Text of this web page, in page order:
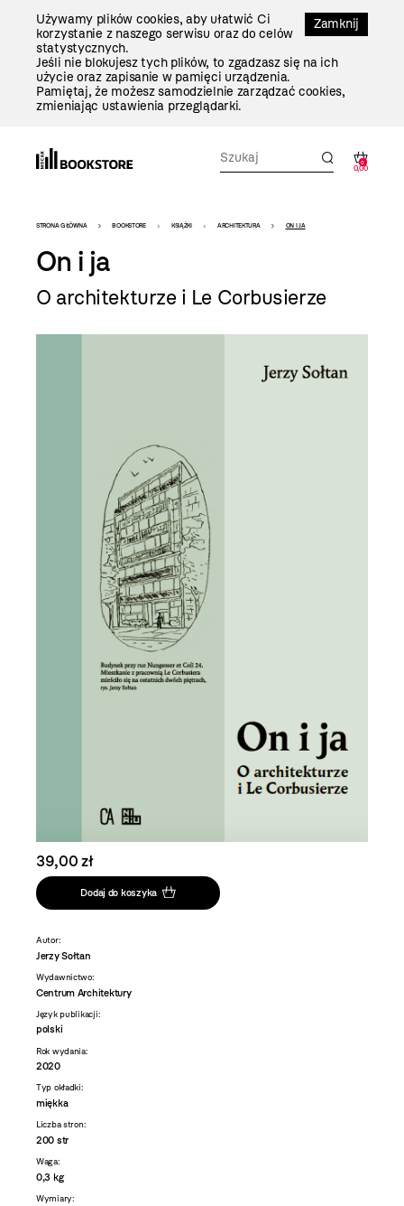
Zamknij
Używamy plików cookies, aby ułatwić Ci
korzystanie z naszego serwisu oraz do celów
statystycznych.
Jeśli nie blokujesz tych plików, to zgadzasz się na ich
użycie oraz zapisanie w pamięci urządzenia.
Pamiętaj, że możesz samodzielnie zarządzać cookies,
zmieniając ustawienia przeglądarki.
0
0,00
Bookstore
-
szablon
szczegóły
STRONA GŁÓWNA BOOKSTORE KSIĄŻKI ARCHITEKTURA ON I JA
On i ja
O architekturze i Le Corbusierze
39,00 zł
Dodaj do koszyka
Autor:
Jerzy Sołtan
Wydawnictwo:
Centrum Architektury
Język publikacji:
polski
Rok wydania:
2020
Typ okładki:
miękka
Liczba stron:
200 str
Waga:
0,3 kg
Wymiary: